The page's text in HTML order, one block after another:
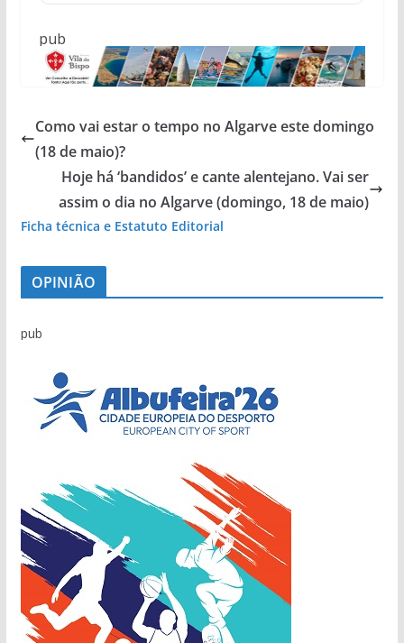
pub
Como vai estar o tempo no Algarve este domingo
(18 de maio)?
Hoje há ‘bandidos’ e cante alentejano. Vai ser
assim o dia no Algarve (domingo, 18 de maio)
Ficha técnica e Estatuto Editorial
OPINIÃO
pub